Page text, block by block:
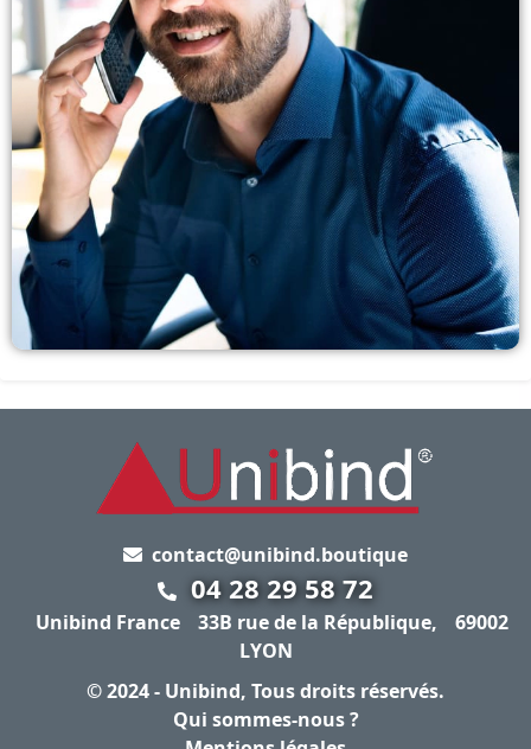
contact@unibind.boutique
04 28 29 58 72
Unibind France 33B rue de la République,
69002
LYON
© 2024 - Unibind, Tous droits réservés.
Qui sommes-nous ?